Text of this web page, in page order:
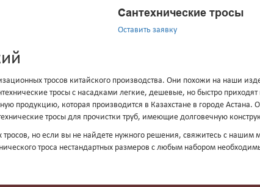
Сантехнические тросы
Оставить заявку
тросов китайского производства. Они похожи на наши
тросы с насадками легкие, дешевые, но быстро приходят
продукцию, которая производится в Казахстане в городе Астана.
тросы для прочистки труб, имеющие долговечную
но если вы не найдете нужного решения, свяжитесь с нашим
троса нестандартных размеров с любым набором